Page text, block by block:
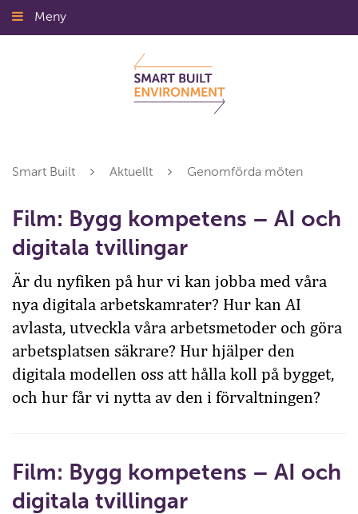
Gå
till
Meny
Smart Built Aktuellt Genomförda möten
Film: Bygg kompetens – AI och
digitala tvillingar
Är du nyfiken på hur vi kan jobba med våra
nya digitala arbetskamrater? Hur kan AI
avlasta, utveckla våra arbetsmetoder och göra
arbetsplatsen säkrare? Hur hjälper den
digitala modellen oss att hålla koll på bygget,
och hur får vi nytta av den i förvaltningen?
Film: Bygg kompetens – AI och
digitala tvillingar